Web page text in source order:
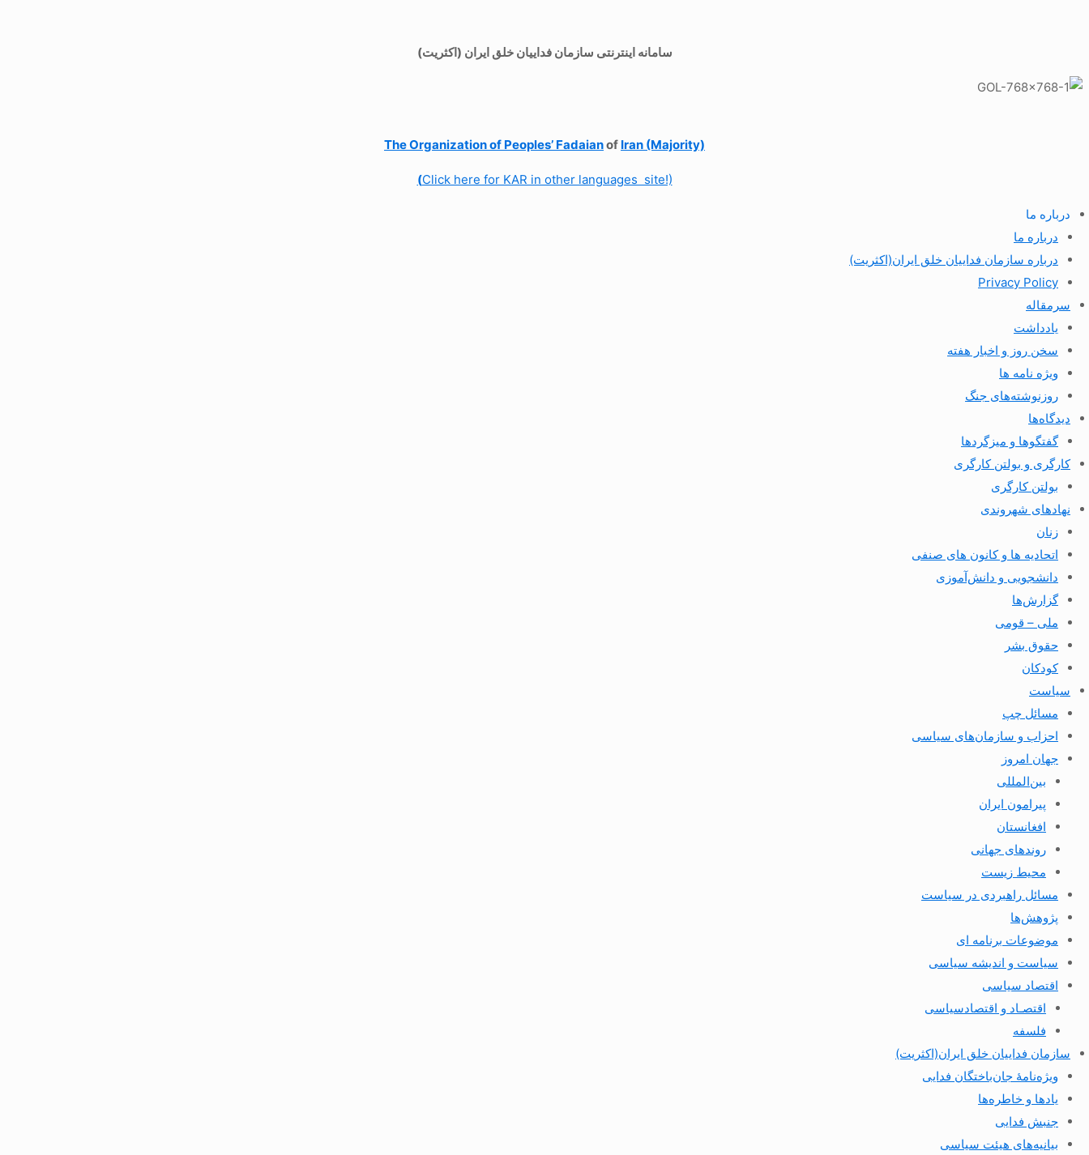
سامانه اینترنتی سازمان فداییان خلق ایران (اکثریت)
The Organization of Peoples’ Fadaianof Iran (Majority)
(Click here for KAR in other languages site!)
درباره ما
درباره ما
درباره سازمان فداییان خلق ایران(اکثریت)
Privacy Policy
سرمقاله
یادداشت
سخن روز و اخبار هفته
ویژه نامه ها
روزنوشته‌های جنگ
دیدگاه‌ها
گفتگوها و میزگردها
کارگری و بولتن کارگری
بولتن کارگری
نهادهای شهروندی
زنان
اتحادیه ها و کانون های صنفی
دانشجویی و دانش‌آموزی
گزارش‌ها
ملی – قومی
حقوق بشر
کودکان
سیاست
مسائل چپ
احزاب و سازمان‌های سیاسی
جهان امروز
بین‌المللی
پیرامون ایران
افغانستان
روندهای جهانی
محیط زیست
مسائل راهبردی در سیاست
پژوهش‌ها
موضوعات برنامه ای
سیاست و اندیشه سیاسی
اقتصاد سیاسی
اقتصـاد و اقتصاد‌سیاسی
فلسفه
سازمان فداییان خلق ایران(اکثریت)
ویژه‌نامهٔ جان‌باختگان فدایی
یادها و خاطره‌ها
جنبش فدایی
بیانیه‌های هیئت سیاسی